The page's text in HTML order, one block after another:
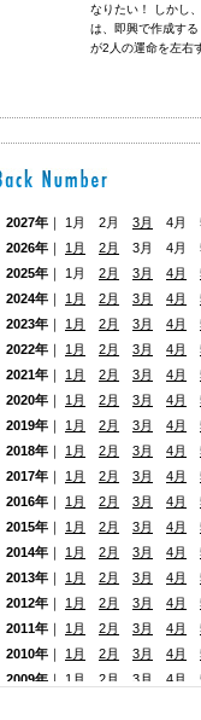
なりたい！ しかし
は、即興で作成す
が2人の運命を左右
2027年 ｜ 1月 2月 3月
4月
2026年 ｜ 1月 2月
3月 4月
2025年 ｜ 1月 2月 3月 4月
2024年 ｜ 1月 2月 3月 4月
2023年 ｜ 1月 2月 3月 4月
2022年 ｜ 1月 2月 3月 4月
2021年 ｜ 1月 2月 3月 4月
2020年 ｜ 1月 2月 3月 4月
2019年 ｜ 1月 2月 3月 4月
2018年 ｜ 1月 2月 3月 4月
2017年 ｜ 1月 2月 3月 4月
2016年 ｜ 1月 2月 3月 4月
2015年 ｜ 1月 2月 3月 4月
2014年 ｜ 1月 2月 3月 4月
2013年 ｜ 1月 2月 3月 4月
2012年 ｜ 1月 2月 3月 4月
2011年 ｜ 1月 2月 3月 4月
2010年 ｜ 1月 2月 3月 4月
2009年 ｜ 1月 2月 3月 4月